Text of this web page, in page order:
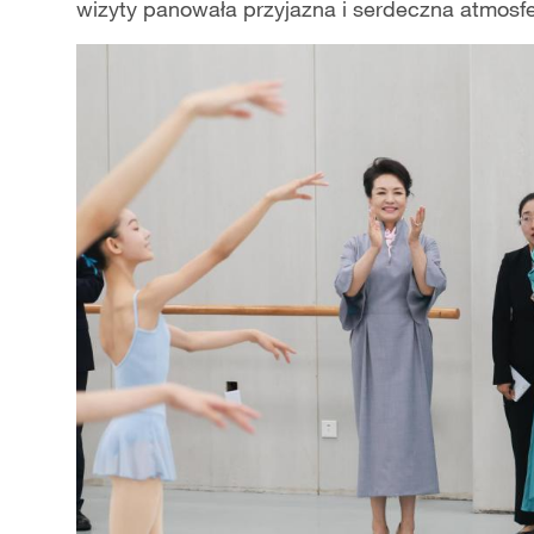
wizyty panowała przyjazna i serdeczna